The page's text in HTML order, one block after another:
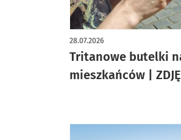
Tritanowe butelki
mieszkańców |
28.07.2026
artykuł z galerią zdjęć